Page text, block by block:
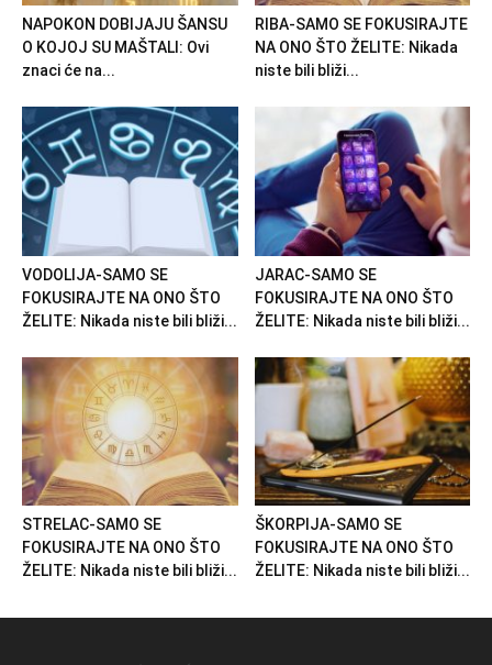
NAPOKON DOBIJAJU ŠANSU
O KOJOJ SU MAŠTALI: Ovi
znaci će na...
RIBA-SAMO SE FOKUSIRAJTE
NA ONO ŠTO ŽELITE: Nikada
niste bili bliži...
VODOLIJA-SAMO SE
FOKUSIRAJTE NA ONO ŠTO
ŽELITE: Nikada niste bili bliži...
JARAC-SAMO SE
FOKUSIRAJTE NA ONO ŠTO
ŽELITE: Nikada niste bili bliži...
STRELAC-SAMO SE
FOKUSIRAJTE NA ONO ŠTO
ŽELITE: Nikada niste bili bliži...
ŠKORPIJA-SAMO SE
FOKUSIRAJTE NA ONO ŠTO
ŽELITE: Nikada niste bili bliži...